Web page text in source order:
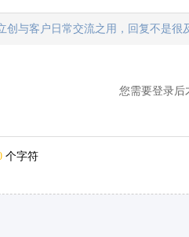
创与客户日常交流之用，回复不是
您需要登录
个字符